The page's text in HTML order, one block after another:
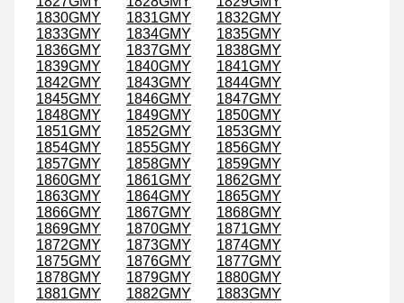
1830GMY
1831GMY
1832GMY
1833GMY
1834GMY
1835GMY
1836GMY
1837GMY
1838GMY
1839GMY
1840GMY
1841GMY
1842GMY
1843GMY
1844GMY
1845GMY
1846GMY
1847GMY
1848GMY
1849GMY
1850GMY
1851GMY
1852GMY
1853GMY
1854GMY
1855GMY
1856GMY
1857GMY
1858GMY
1859GMY
1860GMY
1861GMY
1862GMY
1863GMY
1864GMY
1865GMY
1866GMY
1867GMY
1868GMY
1869GMY
1870GMY
1871GMY
1872GMY
1873GMY
1874GMY
1875GMY
1876GMY
1877GMY
1878GMY
1879GMY
1880GMY
1881GMY
1882GMY
1883GMY